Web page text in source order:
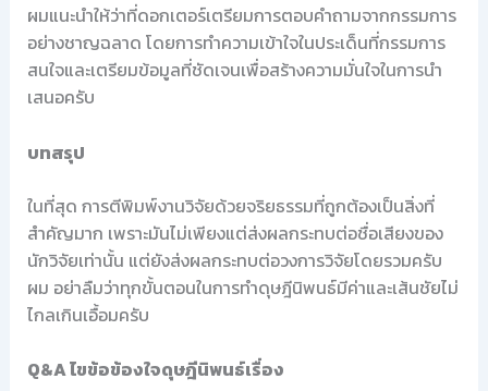
ผมแนะนำให้ว่าที่ดอกเตอร์เตรียมการตอบคำถามจากกรรมการ
อย่างชาญฉลาด โดยการทำความเข้าใจในประเด็นที่กรรมการ
สนใจและเตรียมข้อมูลที่ชัดเจนเพื่อสร้างความมั่นใจในการนำ
เสนอครับ
บทสรุป
ในที่สุด การตีพิมพ์งานวิจัยด้วยจริยธรรมที่ถูกต้องเป็นสิ่งที่
สำคัญมาก เพราะมันไม่เพียงแต่ส่งผลกระทบต่อชื่อเสียงของ
นักวิจัยเท่านั้น แต่ยังส่งผลกระทบต่อวงการวิจัยโดยรวมครับ
ผม อย่าลืมว่าทุกขั้นตอนในการทำดุษฎีนิพนธ์มีค่าและเส้นชัยไม่
ไกลเกินเอื้อมครับ
Q&A ไขข้อข้องใจดุษฎีนิพนธ์เรื่อง